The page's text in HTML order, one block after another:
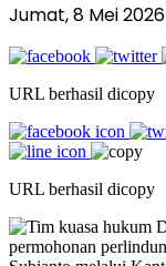
Jumat, 8 Mei 2026
URL berhasil dicopy
URL berhasil dicopy